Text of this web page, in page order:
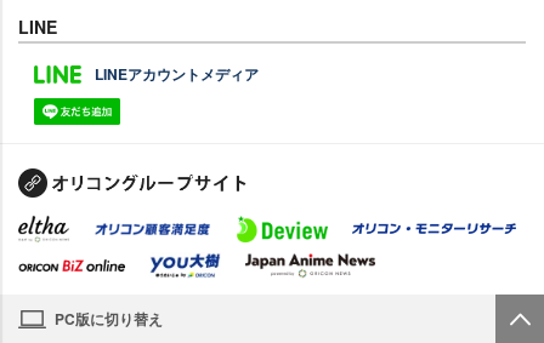
LINE
LINEアカウントメディア
PC版に切り替え